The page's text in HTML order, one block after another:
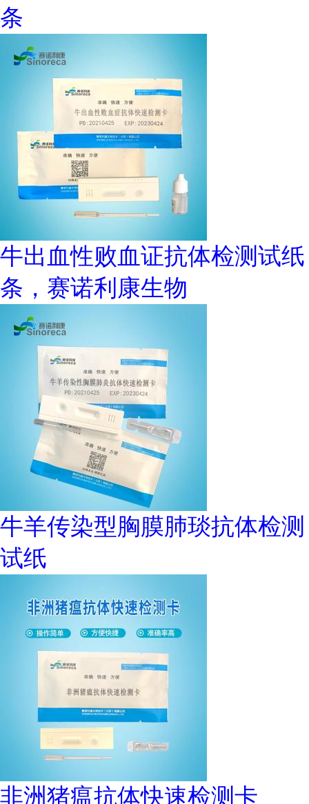
条
牛出血性败血证抗体检测试纸
条，赛诺利康生物
牛羊传染型胸膜肺琰抗体检测
试纸
非洲猪瘟抗体快速检测卡